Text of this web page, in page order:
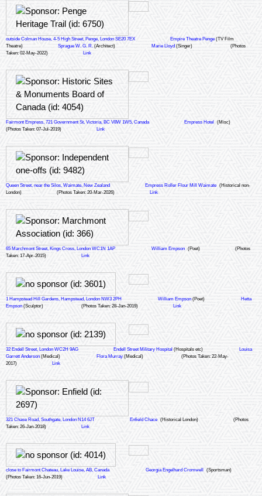
outside Colman House, 4-5 High Street, Penge, London SE20 7EX Empire Theatre Penge (TV Film
Theatre)
Sprague W. G. R. (Architect) Marie Lloyd (Singer)
(Photos
Taken: 02-May-2022)
Link
Fairmont Empress, 721 Government St, Victoria, BC V8W 1W5, Canada Empress Hotel
(Misc)
(Photos Taken: 07-Jul-2019)
Link
Queen Street, near the Silos, Waimate, New Zealand Empress Roller Flour Mill Waimate (Historical non-
London)
(Photos Taken: 20-Mar-2026) Link
65 Marchmont Street, Kings Cross, London WC1N 1AP William Empson (Poet)
(Photos
Taken: 17-Apr-2015)
Link
1 Hampstead Hill Gardens, Hampstead, London NW3 2PH William Empson (Poet)
Hetta
Empson (Sculptor) (Photos Taken: 28-Jan-2019) Link
32 Endell Street, London WC2H 9AG Endell Street Military Hospital (Hospitals etc)
Louisa
Garrett Anderson (Medical) Flora Murray (Medical)
(Photos Taken: 22-May-
2017)
Link
321 Chase Road, Southgate, London N14 6JT Enfield Chace (Historical London)
(Photos
Taken: 26-Jan-2018)
Link
close to Fairmont Chateau, Lake Louise, AB, Canada Georgia Engelhard Cromwell
(Sportsman)
(Photos Taken: 16-Jun-2019)
Link